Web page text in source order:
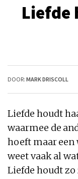
Liefde
DOOR: MARK DRISCOLL
Liefde houdt
waarmee de
hoeft maar een
weet vaak al
Liefde houdt zo